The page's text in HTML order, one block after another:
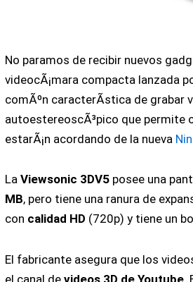
No paramos de recibir nuevos
videocÃ¡mara compacta lanzada
comÃºn caracterÃ­stica de grabar
autoestereoscÃ³pico que permite
estarÃ¡n acordando de la nueva
LaViewsonic 3DV5 posee una
MB, pero tiene una ranura de
con calidad HD (720p) y tiene un
El fabricante asegura que los